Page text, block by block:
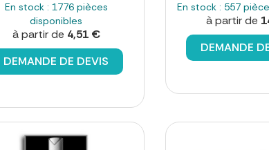
En stock : 1776 pièces
disponibles
à partir de 4,51 €
DEMANDE DE DEVIS
En stock : 557
à partir de
DEMANDE